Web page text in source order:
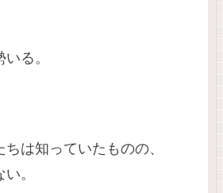
る。
は知っていたものの、
。